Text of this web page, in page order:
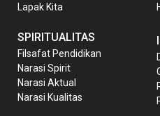
Lapak Kita
SPIRITUALITAS
Filsafat Pendidikan
Narasi Spirit
Narasi Aktual
Narasi Kualitas